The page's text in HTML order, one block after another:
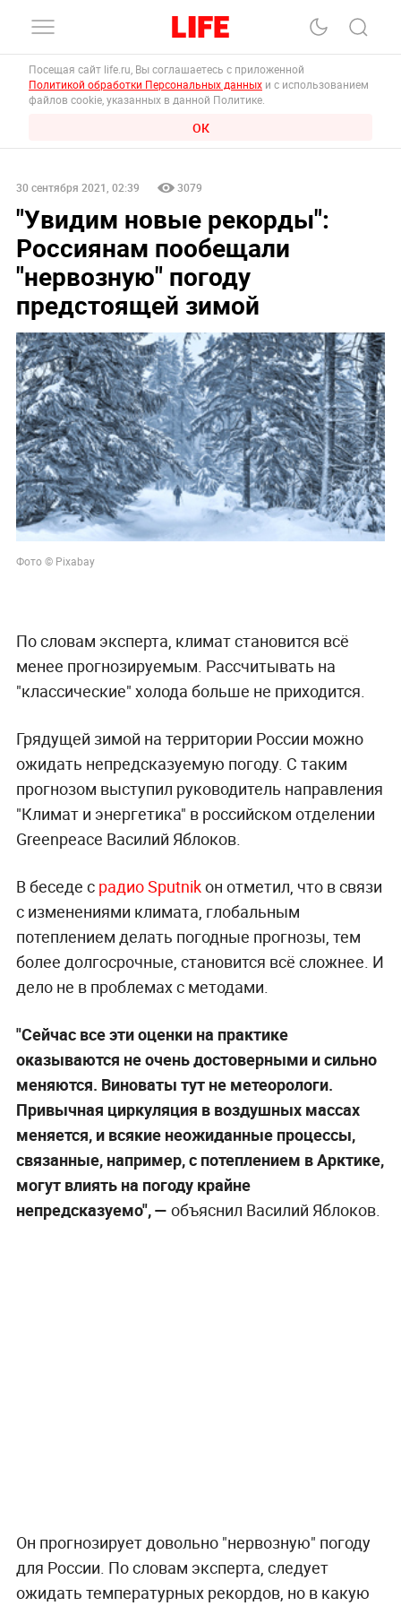
Посещая сайт life.ru, Вы соглашаетесь с приложенной
Политикой обработки Персональных данных и с использованием
файлов cookie, указанных в данной Политике.
ОК
30 сентября 2021, 02:39 3079
"Увидим новые рекорды":
Россиянам пообещали
"нервозную" погоду
предстоящей зимой
Фото © Pixabay
По словам эксперта, климат становится всё
менее прогнозируемым. Рассчитывать на
"классические" холода больше не приходится.
Грядущей зимой на территории России можно
ожидать непредсказуемую погоду. С таким
прогнозом выступил руководитель направления
"Климат и энергетика" в российском отделении
Greenpeace Василий Яблоков.
В беседе с радио Sputnikон отметил, что в связи
с изменениями климата, глобальным
потеплением делать погодные прогнозы, тем
более долгосрочные, становится всё сложнее. И
дело не в проблемах с методами.
"Сейчас все эти оценки на практике
оказываются не очень достоверными и сильно
меняются. Виноваты тут не метеорологи.
Привычная циркуляция в воздушных массах
меняется, и всякие неожиданные процессы,
связанные, например, с потеплением в Арктике,
могут влиять на погоду крайне
непредсказуемо", — объяснил Василий Яблоков.
Он прогнозирует довольно "нервозную" погоду
для России. По словам эксперта, следует
ожидать температурных рекордов, но в какую